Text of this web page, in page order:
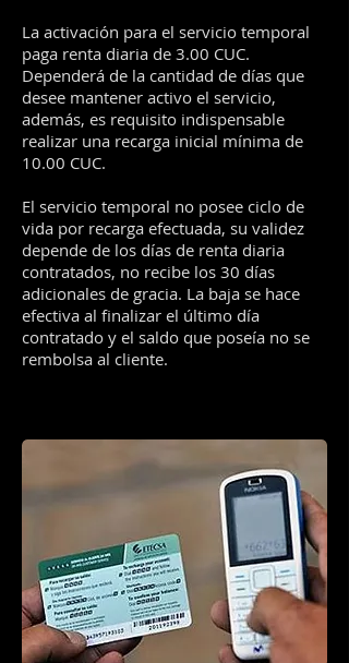
La activación para el servicio temporal
paga renta diaria de 3.00 CUC.
Dependerá de la cantidad de días que
desee mantener activo el servicio,
además, es requisito indispensable
realizar una recarga inicial mínima de
10.00 CUC.
El servicio temporal no posee ciclo de
vida por recarga efectuada, su validez
depende de los días de renta diaria
contratados, no recibe los 30 días
adicionales de gracia. La baja se hace
efectiva al finalizar el último día
contratado y el saldo que poseía no se
rembolsa al cliente.